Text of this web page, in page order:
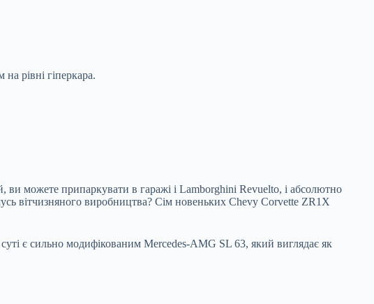
рівні гіперкара.
можете припаркувати в гаражі і Lamborghini Revuelto, і абсолютно
вітчизняного виробництва? Сім новеньких Chevy Corvette ZR1X
є сильно модифікованим Mercedes-AMG SL 63, який виглядає як